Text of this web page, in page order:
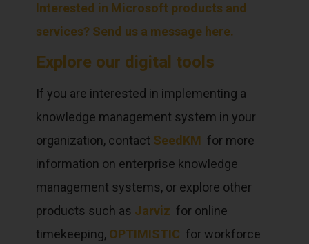
Interested in Microsoft products and
services? Send us a message here.
Explore our digital tools
If you are interested in implementing a
knowledge management system in your
organization, contact SeedKM for more
information on enterprise knowledge
management systems, or explore other
products such as Jarviz for online
timekeeping, OPTIMISTIC for workforce